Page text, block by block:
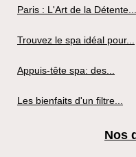
Paris : L'Art de la Détente...
Trouvez le spa idéal pour...
Appuis-tête spa: des...
Les bienfaits d'un filtre...
Nos